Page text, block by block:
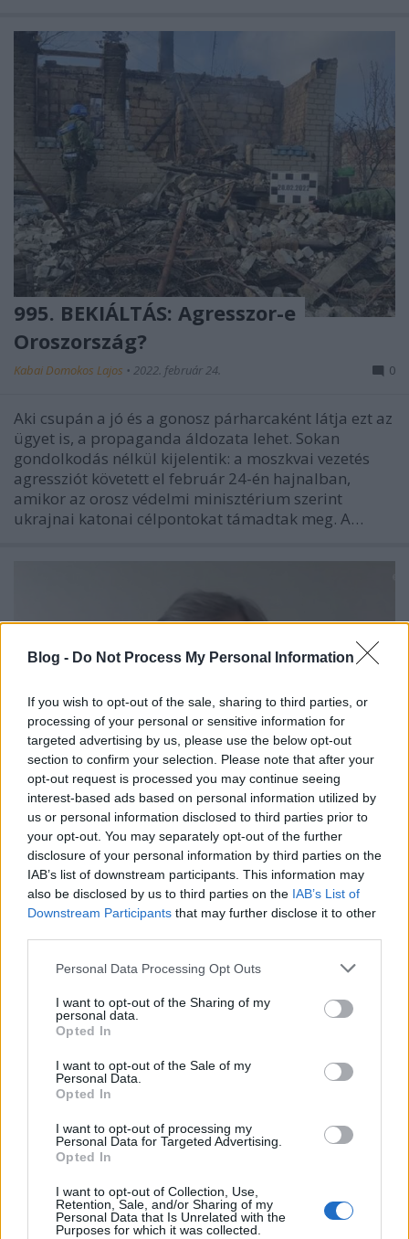
Blog - Do Not Process My Personal Information
If you wish to opt-out of the sale, sharing to third parties, or
processing of your personal or sensitive information for
targeted advertising by us, please use the below opt-out
section to confirm your selection. Please note that after your
opt-out request is processed you may continue seeing
interest-based ads based on personal information utilized by
us or personal information disclosed to third parties prior to
your opt-out. You may separately opt-out of the further
disclosure of your personal information by third parties on the
IAB’s list of downstream participants. This information may
also be disclosed by us to third parties on the IAB’s List of
Downstream Participants that may further disclose it to other
Please note that this website/app uses one or more Google
not limited to your visit or usage behaviour. You may click to
grant or deny consent to Google and its third-party tags to
use your data for below specified purposes in below Google
consent section.
Personal Data Processing Opt Outs
I want to opt-out of the Sharing of my
personal data.
Opted In
I want to opt-out of the Sale of my
Personal Data.
Opted In
I want to opt-out of processing my
Personal Data for Targeted Advertising.
Opted In
I want to opt-out of Collection, Use,
Retention, Sale, and/or Sharing of my
Personal Data that Is Unrelated with the
Purposes for which it was collected.
995. BEKIÁLTÁS: Agresszor-e
Oroszország?
Kabai Domokos Lajos • 2022. február 24. 0
Aki csupán a jó és a gonosz párharcaként látja ezt az
ügyet is, a propaganda áldozata lehet. Sokan
gondolkodás nélkül kijelentik: a moszkvai vezetés
agressziót követett el február 24-én hajnalban,
amikor az orosz védelmi minisztérium szerint
ukrajnai katonai célpontokat támadtak meg. A…
972. BEKIÁLTÁS: Az Euronews meg a
Moszkva-fóbia
Kabai Domokos Lajos •2022. január 13.
közbeszédet a geopolitikai átrendeződések
önként sosem távozott, ha valahol megvetette a
lábát”– ezt állította az Euronews a címemre naponta